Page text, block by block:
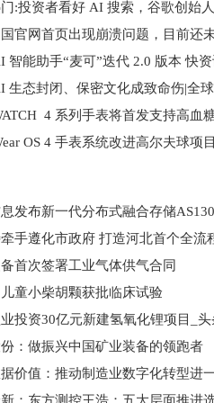
智能助手“麦可”迭代 2.0 版本 快
生态封闭、保密文化成致命伤|全
OS 4 手表系统改进高尔夫球项
发布新一代分布式融合存储
首次签署工业气体供气合同
童小柴胡颗获批临床试验
投资30亿元新建氢氧化锂项目_头
：做振兴中国矿业装备的领跑者